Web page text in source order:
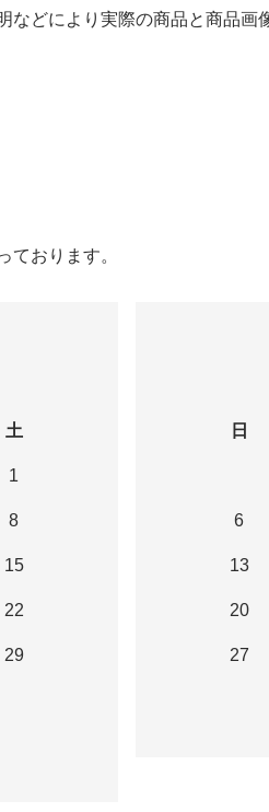
どにより実際の商品と商品画
ております。
土
1
8
15
22
29
日
6
13
20
27